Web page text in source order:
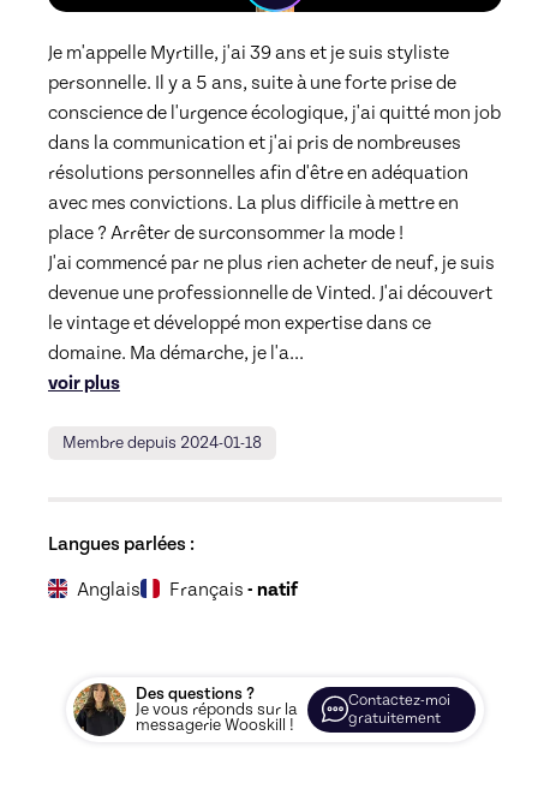
Je m'appelle Myrtille, j'ai 39 ans et je suis styliste
personnelle. Il y a 5 ans, suite à une forte prise de
conscience de l'urgence écologique, j'ai quitté mon job
dans la communication et j'ai pris de nombreuses
résolutions personnelles afin d'être en adéquation
avec mes convictions. La plus difficile à mettre en
place ? Arrêter de surconsommer la mode !
J'ai commencé par ne plus rien acheter de neuf, je suis
devenue une professionnelle de Vinted. J'ai découvert
le vintage et développé mon expertise dans ce
domaine. Ma démarche, je l'a...
voir plus
Membre depuis 2024-01-18
Langues parlées :
Anglais Français - natif
Des questions ?
Je vous réponds sur la
messagerie Wooskill !
Contactez-moi
gratuitement